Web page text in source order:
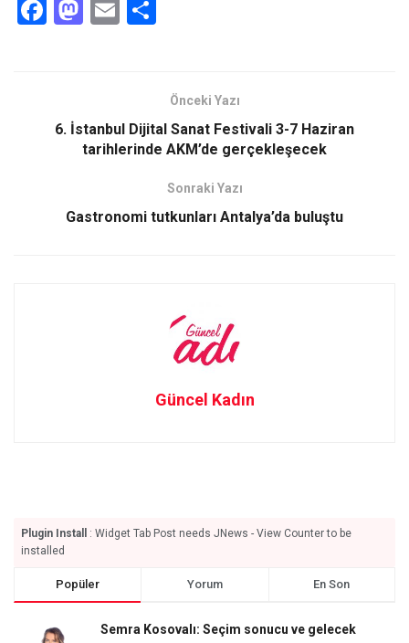
F
o
M
d
o
E
Önceki Yazı
6. İstanbul Dijital Sanat Festivali 3-7 Haziran
tarihlerinde AKM’de gerçekleşecek
Sonraki Yazı
Gastronomi tutkunları Antalya’da buluştu
Güncel Kadın
Plugin Install
: Widget Tab Post needs JNews - View Counter to be
installed
Popüler Yorum En Son
Semra Kosovalı: Seçim sonucu ve gelecek